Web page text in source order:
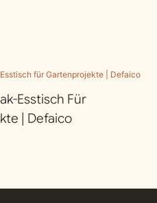
Esstisch Für
| Defaico